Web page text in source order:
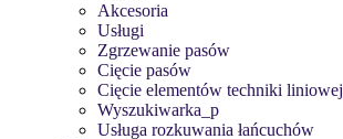
Akcesoria
Usługi
Zgrzewanie pasów
Cięcie pasów
Cięcie elementów techniki liniowej
Wyszukiwarka_p
Usługa rozkuwania łańcuchów